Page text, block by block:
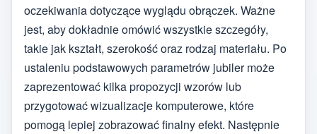
oczekiwania dotyczące wyglądu obrączek. Ważne
jest, aby dokładnie omówić wszystkie szczegóły,
takie jak kształt, szerokość oraz rodzaj materiału. Po
ustaleniu podstawowych parametrów jubiler może
zaprezentować kilka propozycji wzorów lub
przygotować wizualizacje komputerowe, które
pomogą lepiej zobrazować finalny efekt. Następnie